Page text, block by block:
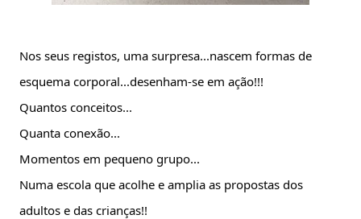
Nos seus registos, uma surpresa...nascem formas de
esquema corporal...desenham-se em ação!!!
Quantos conceitos...
Quanta conexão...
Momentos em pequeno grupo...
Numa escola que acolhe e amplia as propostas dos
adultos e das crianças!!